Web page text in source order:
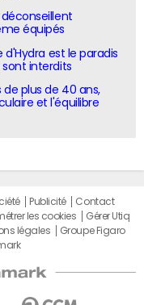
déconseillent
équipés
d'Hydra est le paradis
sont interdits
de plus de 40 ans,
et l'équilibre
Publicité
Contact
les cookies
Gérer Utiq
légales
Groupe Figaro